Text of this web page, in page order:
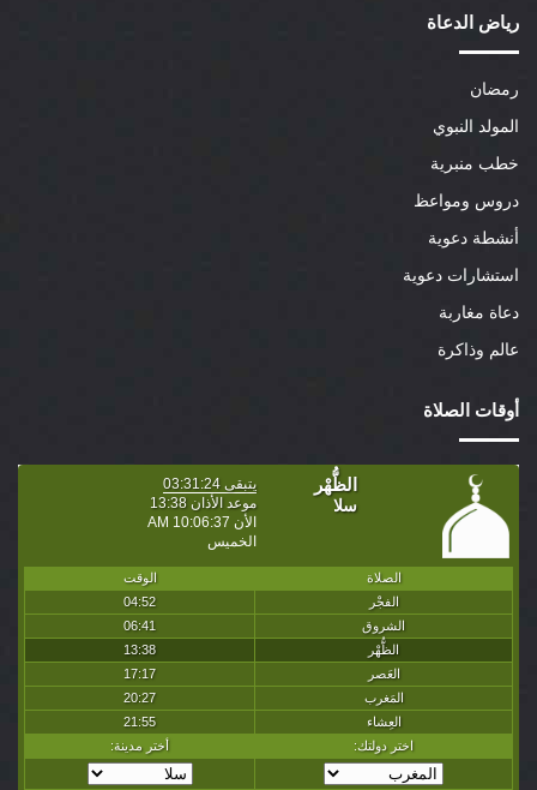
رياض الدعاة
رمضان
المولد النبوي
خطب منبرية
دروس ومواعظ
أنشطة دعوية
استشارات دعوية
دعاة مغاربة
عالم وذاكرة
أوقات الصلاة